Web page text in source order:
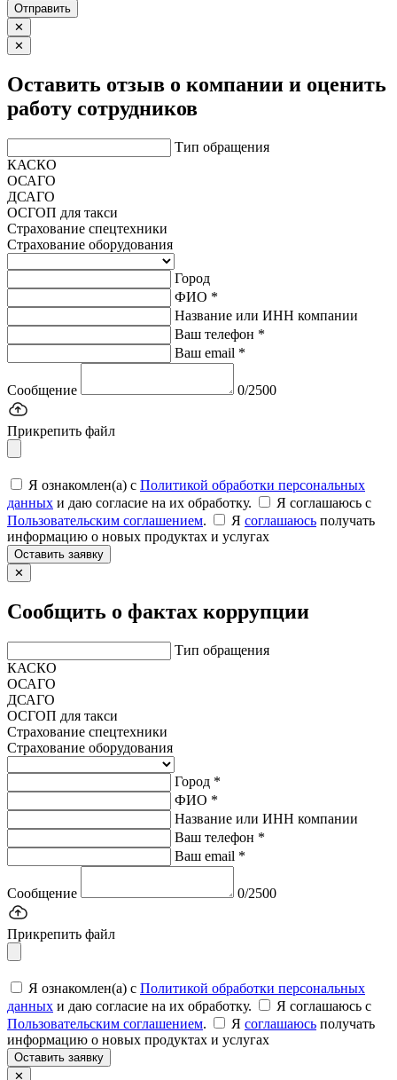
Отправить
✕
✕
Оставить отзыв о компании и оценить
работу сотрудников
Тип обращения
КАСКО
ОСАГО
ДСАГО
ОСГОП для такси
Страхование спецтехники
Страхование оборудования
Город
ФИО *
Название или ИНН компании
Ваш телефон *
Ваш email *
Сообщение 0/2500
Прикрепить файл
Я ознакомлен(а) с Политикой обработки персональных
данных и даю согласие на их обработку.
Я соглашаюсь c
Пользовательским соглашением. Я соглашаюсь получать
информацию о новых продуктах и услугах
Оставить заявку
✕
Сообщить о фактах коррупции
Тип обращения
КАСКО
ОСАГО
ДСАГО
ОСГОП для такси
Страхование спецтехники
Страхование оборудования
Город *
ФИО *
Название или ИНН компании
Ваш телефон *
Ваш email *
Сообщение 0/2500
Прикрепить файл
Я ознакомлен(а) с Политикой обработки персональных
данных и даю согласие на их обработку.
Я соглашаюсь c
Пользовательским соглашением. Я соглашаюсь получать
информацию о новых продуктах и услугах
Оставить заявку
✕